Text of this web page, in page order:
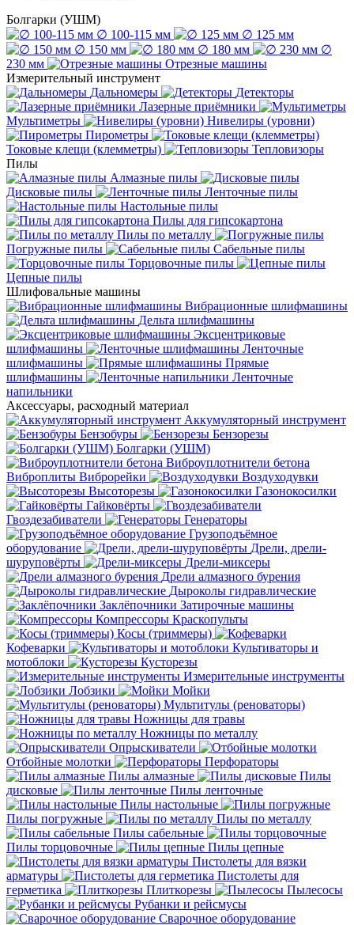
Болгарки (УШМ)
∅ 100-115 мм
∅ 125 мм
∅ 150 мм
∅ 180 мм
∅
230 мм
Отрезные машины
Измерительный инструмент
Дальномеры
Детекторы
Лазерные приёмники
Мультиметры
Нивелиры (уровни)
Пирометры
Токовые клещи (клемметры)
Тепловизоры
Пилы
Алмазные пилы
Дисковые пилы
Ленточные пилы
Настольные пилы
Пилы для гипсокартона
Пилы по металлу
Погружные пилы
Сабельные пилы
Торцовочные пилы
Цепные пилы
Шлифовальные машины
Вибрационные шлифмашины
Дельта шлифмашины
Эксцентриковые
шлифмашины
Ленточные
шлифмашины
Прямые
шлифмашины
Ленточные
напильники
Аксессуары, расходный материал
Аккумуляторный инструмент
Бензобуры
Бензорезы
Болгарки (УШМ)
Виброуплотнители бетона
Виброплиты Виброрейки
Воздуходувки
Высоторезы
Газонокосилки
Гайковёрты
Гвоздезабиватели
Генераторы
Грузоподъёмное
оборудование
Дрели, дрели-
шуруповёрты
Дрели-миксеры
Дрели алмазного бурения
Дыроколы гидравлические
Заклёпочники Затирочные машины
Компрессоры Краскопульты
Косы (триммеры)
Кофеварки
Культиваторы и
мотоблоки
Кусторезы
Измерительные инструменты
Лобзики
Мойки
Мультитулы (реноваторы)
Ножницы для травы
Ножницы по металлу
Опрыскиватели
Отбойные молотки
Перфораторы
Пилы алмазные
Пилы
дисковые
Пилы ленточные
Пилы настольные
Пилы погружные
Пилы по металлу
Пилы сабельные
Пилы торцовочные
Пилы цепные
Пистолеты для вязки
арматуры
Пистолеты для
герметика
Плиткорезы
Пылесосы
Рубанки и рейсмусы
Сварочное оборудование